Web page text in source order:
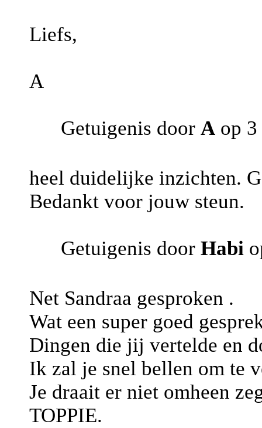
Liefs,
A
Getuigenis door A op
heel duidelijke inzichten.
Bedankt voor jouw steun.
Getuigenis door Habi
Net Sandraa gesproken .
Wat een super goed
Dingen die jij vertelde en
Ik zal je snel bellen om te
Je draait er niet omheen
TOPPIE.